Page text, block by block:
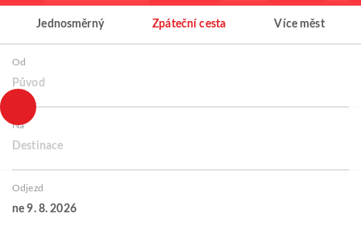
Jednosměrný Zpáteční cesta Více měst
Od
Původ
Na
Destinace
Odjezd
ne 9. 8. 2026